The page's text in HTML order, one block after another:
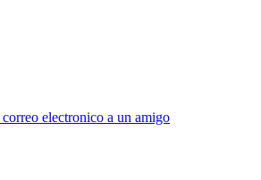
electronico a un amigo